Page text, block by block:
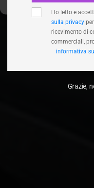
Ho letto e
sulla privacy
ricevimento di
commerciali,
informativa
Grazie,